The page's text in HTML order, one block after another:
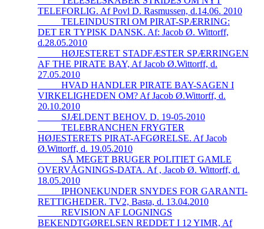
TELEFORLIG. Af Povl D. Rasmussen, d.14.06. 2010
_____TELEINDUSTRI OM PIRAT-SPÆRRING:
DET ER TYPISK DANSK. Af: Jacob Ø. Wittorff,
d.28.05.2010
_____HØJESTERET STADFÆSTER SPÆRRINGEN
AF THE PIRATE BAY, Af Jacob Ø.Wittorff, d.
27.05.2010
_____HVAD HANDLER PIRATE BAY-SAGEN I
VIRKELIGHEDEN OM? Af Jacob Ø.Wittorff, d.
20.10.2010
_____SJÆLDENT BEHOV. D. 19-05-2010
_____TELEBRANCHEN FRYGTER
HØJESTERETS PIRAT-AFGØRELSE. Af Jacob
Ø.Wittorff, d. 19.05.2010
_____SÅ MEGET BRUGER POLITIET GAMLE
OVERVÅGNINGS-DATA. Af , Jacob Ø. Wittorff, d.
18.05.2010
_____IPHONEKUNDER SNYDES FOR GARANTI-
RETTIGHEDER. TV2, Basta, d. 13.04.2010
_____REVISION AF LOGNINGS
BEKENDTGØRELSEN REDDET I 12 YIMR, Af